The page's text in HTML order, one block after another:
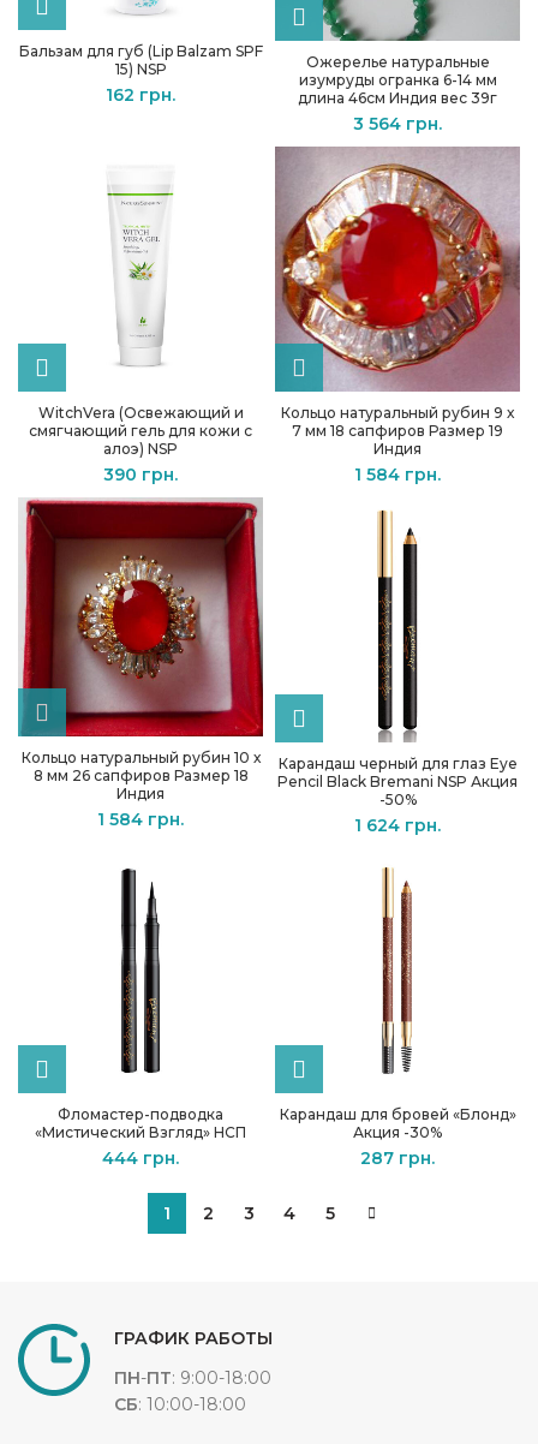
Бальзам для губ (Lip Balzam SPF
15) NSP
162 грн.
Ожерелье натуральные
изумруды огранка 6-14 мм
длина 46см Индия вес 39г
3 564 грн.
WitchVera (Освежающий и
смягчающий гель для кожи с
алоэ) NSP
390 грн.
Кольцо натуральный рубин 9 х
7 мм 18 сапфиров Размер 19
Индия
1 584 грн.
Кольцо натуральный рубин 10 х
8 мм 26 сапфиров Размер 18
Индия
1 584 грн.
Карандаш черный для глаз Eye
Pencil Black Bremani NSP Акция
-50%
1 624 грн.
Фломастер-подводка
«Мистический Взгляд» НСП
444 грн.
Карандаш для бровей «Блонд»
Акция -30%
287 грн.
1 2 3 4 5
ГРАФИК РАБОТЫ
ПН-ПТ: 9:00-18:00
СБ: 10:00-18:00